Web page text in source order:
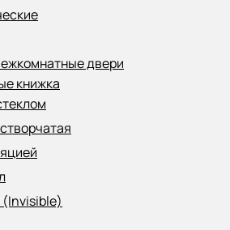
двери
книжка